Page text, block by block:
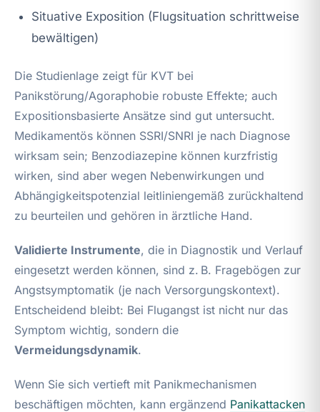
Situative Exposition (Flugsituation schrittweise
bewältigen)
Die Studienlage zeigt für KVT bei
Panikstörung/Agoraphobie robuste Effekte; auch
Expositionsbasierte Ansätze sind gut untersucht.
Medikamentös können SSRI/SNRI je nach Diagnose
wirksam sein; Benzodiazepine können kurzfristig
wirken, sind aber wegen Nebenwirkungen und
Abhängigkeitspotenzial leitliniengemäß zurückhaltend
zu beurteilen und gehören in ärztliche Hand.
Validierte Instrumente, die in Diagnostik und Verlauf
eingesetzt werden können, sind z. B. Fragebögen zur
Angstsymptomatik (je nach Versorgungskontext).
Entscheidend bleibt: Bei Flugangst ist nicht nur das
Symptom wichtig, sondern die
Vermeidungsdynamik.
Wenn Sie sich vertieft mit Panikmechanismen
beschäftigen möchten, kann ergänzend Panikattacken